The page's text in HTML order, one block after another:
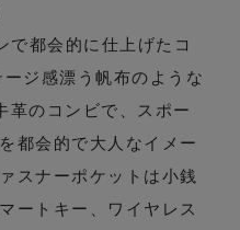
で都会的に仕上げたコ
ジ感漂う帆布のような
革のコンビで、スポー
都会的で大人なイメー
スナーポケットは小銭
ートキー、ワイヤレス